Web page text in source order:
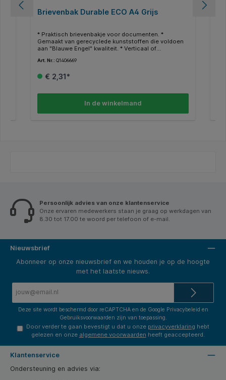
Brievenbak Durable ECO A4 Grijs
* Praktisch brievenbakje voor documenten. *
Gemaakt van gerecyclede kunststoffen die voldoen
aan "Blauwe Engel" kwaliteit. * Verticaal of
gemakkelijk uit te nemen. * Hellend aan de voorzijde,
formaten A4 tot C4. * Afmetingen: 253 x 63 x 337 mm
Art. Nr.: Q1406669
€ 2,31*
In de winkelmand
Persoonlijk advies van onze klantenservice
Onze ervaren medewerkers staan je graag op werkdagen van
8.30 tot 17.00 te woord per telefoon of e-mail.
Nieuwsbrief
Abonneer op onze nieuwsbrief en we houden je op de hoogte
met het laatste nieuws.
Deze site wordt beschermd door reCAPTCHA en de Google Privacybeleid en
Gebruiksvoorwaarden zijn van toepassing.
Door verder te gaan bevestigt u dat u onze privacyverklaring hebt
gelezen en onze algemene voorwaarden heeft geaccepteerd.
Klantenservice
Ondersteuning en advies via: